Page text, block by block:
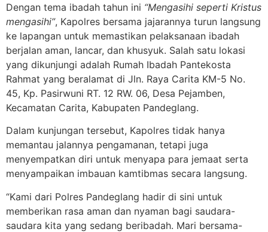
Dengan tema ibadah tahun ini “Mengasihi seperti Kristus
mengasihi”, Kapolres bersama jajarannya turun langsung
ke lapangan untuk memastikan pelaksanaan ibadah
berjalan aman, lancar, dan khusyuk. Salah satu lokasi
yang dikunjungi adalah Rumah Ibadah Pantekosta
Rahmat yang beralamat di Jln. Raya Carita KM-5 No.
45, Kp. Pasirwuni RT. 12 RW. 06, Desa Pejamben,
Kecamatan Carita, Kabupaten Pandeglang.
Dalam kunjungan tersebut, Kapolres tidak hanya
memantau jalannya pengamanan, tetapi juga
menyempatkan diri untuk menyapa para jemaat serta
menyampaikan imbauan kamtibmas secara langsung.
“Kami dari Polres Pandeglang hadir di sini untuk
memberikan rasa aman dan nyaman bagi saudara-
saudara kita yang sedang beribadah. Mari bersama-